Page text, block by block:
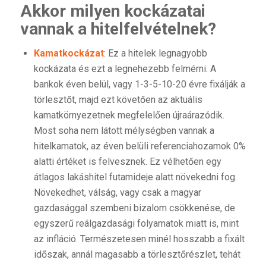
Akkor milyen kockázatai
vannak a hitelfelvételnek?
Kamatkockázat: Ez a hitelek legnagyobb
kockázata és ezt a legnehezebb felmérni. A
bankok éven belül, vagy 1-3-5-10-20 évre fixálják a
törlesztőt, majd ezt követően az aktuális
kamatkörnyezetnek megfelelően újraárazódik.
Most soha nem látott mélységben vannak a
hitelkamatok, az éven belüli referenciahozamok 0%
alatti értéket is felvesznek. Ez vélhetően egy
átlagos lakáshitel futamideje alatt növekedni fog.
Növekedhet, válság, vagy csak a magyar
gazdasággal szembeni bizalom csökkenése, de
egyszerű reálgazdasági folyamatok miatt is, mint
az infláció. Természetesen minél hosszabb a fixált
időszak, annál magasabb a törlesztőrészlet, tehát